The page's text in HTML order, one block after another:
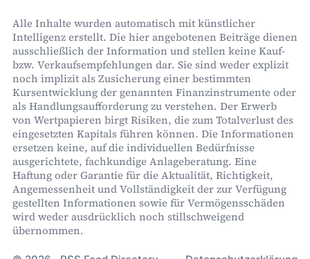
Alle Inhalte wurden automatisch mit künstlicher
Intelligenz erstellt. Die hier angebotenen Beiträge dienen
ausschließlich der Information und stellen keine Kauf-
bzw. Verkaufsempfehlungen dar. Sie sind weder explizit
noch implizit als Zusicherung einer bestimmten
Kursentwicklung der genannten Finanzinstrumente oder
als Handlungsaufforderung zu verstehen. Der Erwerb
von Wertpapieren birgt Risiken, die zum Totalverlust des
eingesetzten Kapitals führen können. Die Informationen
ersetzen keine, auf die individuellen Bedürfnisse
ausgerichtete, fachkundige Anlageberatung. Eine
Haftung oder Garantie für die Aktualität, Richtigkeit,
Angemessenheit und Vollständigkeit der zur Verfügung
gestellten Informationen sowie für Vermögensschäden
wird weder ausdrücklich noch stillschweigend
übernommen.